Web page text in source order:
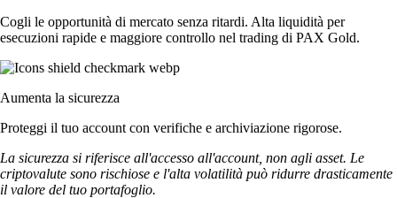
Cogli le opportunità di mercato senza ritardi. Alta liquidità per
esecuzioni rapide e maggiore controllo nel trading di PAX Gold.
Aumenta la sicurezza
Proteggi il tuo account con verifiche e archiviazione rigorose.
La sicurezza si riferisce all'accesso all'account, non agli asset. Le
criptovalute sono rischiose e l'alta volatilità può ridurre drasticamente
il valore del tuo portafoglio.